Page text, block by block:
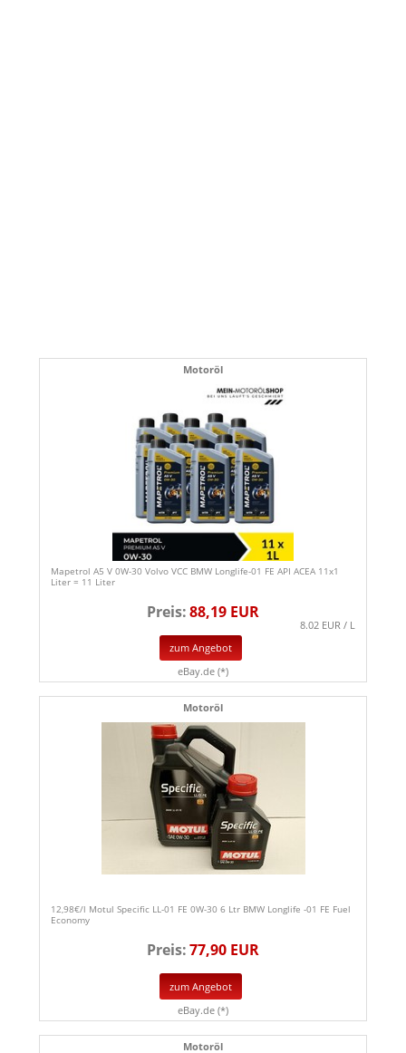
Motoröl
Mapetrol A5 V 0W-30 Volvo VCC BMW Longlife-01 FE API ACEA 11x1
Liter = 11 Liter
Preis:88,19 EUR
8.02 EUR / L
zum Angebot
eBay.de (*)
Motoröl
12,98€/l Motul Specific LL-01 FE 0W-30 6 Ltr BMW Longlife -01 FE Fuel
Economy
Preis:77,90 EUR
zum Angebot
eBay.de (*)
Motoröl